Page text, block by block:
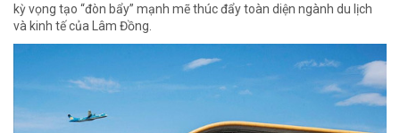
kỳ vọng tạo “đòn bẩy” mạnh mẽ thúc đẩy toàn diện ngành du lịch
và kinh tế của Lâm Đồng.